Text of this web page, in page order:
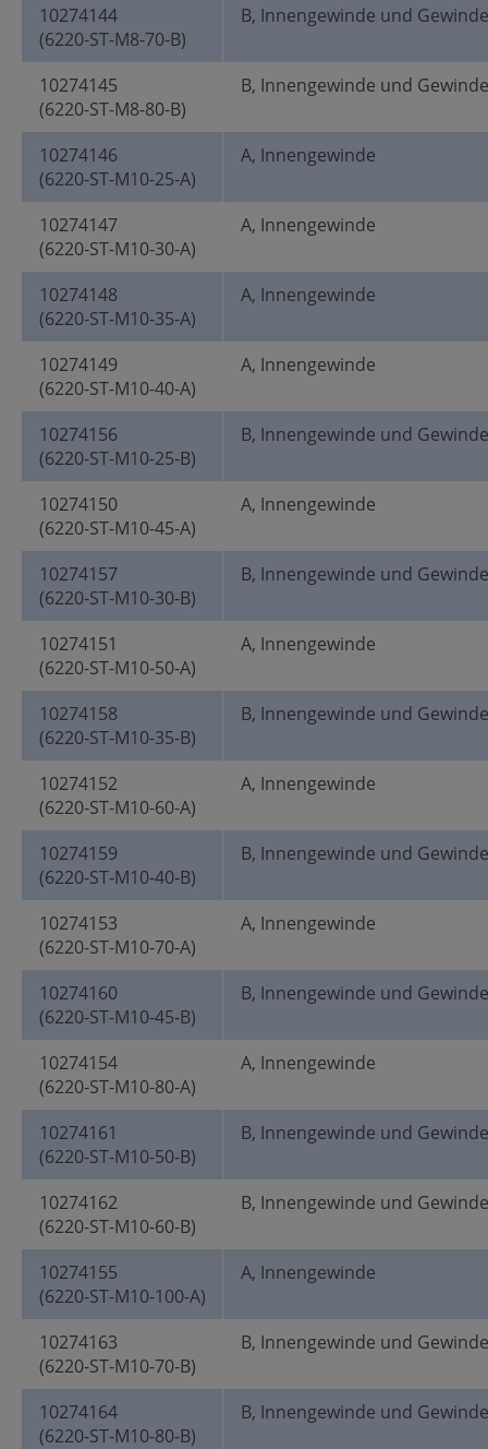
10274144
(6220-ST-M8-70-B)
B, Innengewinde und
10274145
(6220-ST-M8-80-B)
B, Innengewinde und
10274146
(6220-ST-M10-25-A)
A, Innengewinde
10274147
(6220-ST-M10-30-A)
A, Innengewinde
10274148
(6220-ST-M10-35-A)
A, Innengewinde
10274149
(6220-ST-M10-40-A)
A, Innengewinde
10274156
(6220-ST-M10-25-B)
B, Innengewinde und
10274150
(6220-ST-M10-45-A)
A, Innengewinde
10274157
(6220-ST-M10-30-B)
B, Innengewinde und
10274151
(6220-ST-M10-50-A)
A, Innengewinde
10274158
(6220-ST-M10-35-B)
B, Innengewinde und
10274152
(6220-ST-M10-60-A)
A, Innengewinde
10274159
(6220-ST-M10-40-B)
B, Innengewinde und
10274153
(6220-ST-M10-70-A)
A, Innengewinde
10274160
(6220-ST-M10-45-B)
B, Innengewinde und
10274154
(6220-ST-M10-80-A)
A, Innengewinde
10274161
(6220-ST-M10-50-B)
B, Innengewinde und
10274162
(6220-ST-M10-60-B)
B, Innengewinde und
10274155
(6220-ST-M10-100-A)
A, Innengewinde
10274163
(6220-ST-M10-70-B)
B, Innengewinde und
10274164
(6220-ST-M10-80-B)
B, Innengewinde und